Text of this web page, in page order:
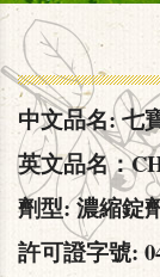
中文品名: 七
英文品名：
劑型: 濃縮錠
許可證字號: